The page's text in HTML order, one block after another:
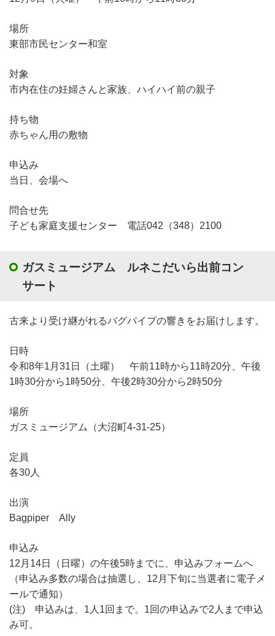
場所
東部市民センター和室
対象
市内在住の妊婦さんと家族、ハイハイ前の親子
持ち物
赤ちゃん用の敷物
申込み
当日、会場へ
問合せ先
子ども家庭支援センター 電話042（348）2100
ガスミュージアム ルネこだいら出前コン
サート
古来より受け継がれるバグパイプの響きをお届けします。
日時
令和8年1月31日（土曜） 午前11時から11時20分、午後
1時30分から1時50分、午後2時30分から2時50分
場所
ガスミュージアム（大沼町4-31-25）
定員
各30人
出演
Bagpiper Ally
申込み
12月14日（日曜）の午後5時までに、申込みフォームへ
（申込み多数の場合は抽選し、12月下旬に当選者に電子メ
ールで通知）
(注) 申込みは、1人1回まで。1回の申込みで2人まで申込
み可。